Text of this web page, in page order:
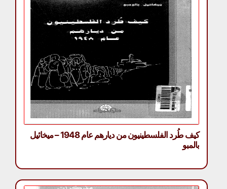
كيف طُرد الفلسطينيون من ديارهم عام 1948 – ميخائيل
بالمبو